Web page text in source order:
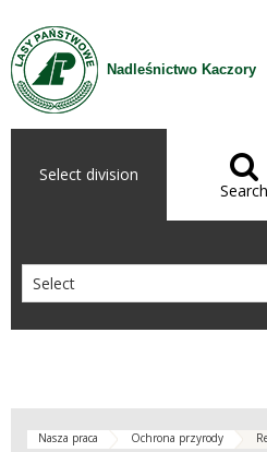
Skip to Content
Nadleśnictwo Kaczory
Select division 
Search
Nasza praca Ochrona przyrody